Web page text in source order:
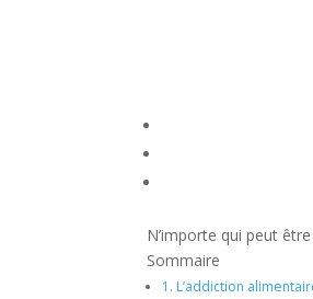
N’importe qui peut
Sommaire
1. L’addiction